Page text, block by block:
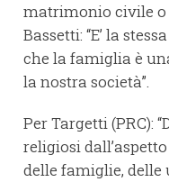
matrimonio civile o
Bassetti: “E’ la
che la famiglia è
la nostra società”.
Per Targetti (PRC):
religiosi
delle famiglie, delle